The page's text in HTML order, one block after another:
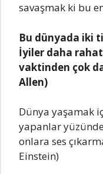
savaşmak ki bu
Bu dünyada iki
İyiler daha
vaktinden çok
Allen)
Dünya yaşamak
yapanlar
onlara ses
Einstein)